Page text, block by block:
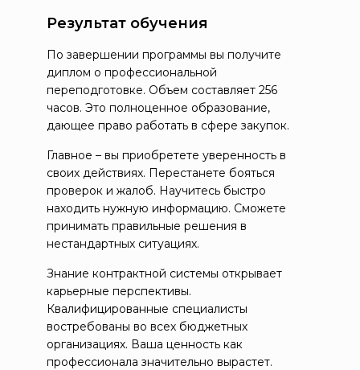
Результат обучения
По завершении программы вы получите
диплом о профессиональной
переподготовке. Объем составляет 256
часов. Это полноценное образование,
дающее право работать в сфере закупок.
Главное – вы приобретете уверенность в
своих действиях. Перестанете бояться
проверок и жалоб. Научитесь быстро
находить нужную информацию. Сможете
принимать правильные решения в
нестандартных ситуациях.
Знание контрактной системы открывает
карьерные перспективы.
Квалифицированные специалисты
востребованы во всех бюджетных
организациях. Ваша ценность как
профессионала значительно вырастет.